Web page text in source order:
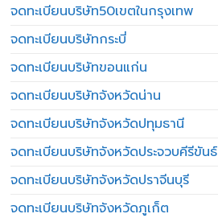
จดทะเบียนบริษัท50เขตในกรุงเทพ
จดทะเบียนบริษัทกระบี่
จดทะเบียนบริษัทขอนแก่น
จดทะเบียนบริษัทจังหวัดน่าน
จดทะเบียนบริษัทจังหวัดปทุมธานี
จดทะเบียนบริษัทจังหวัดประจวบคีรีขันธ์
จดทะเบียนบริษัทจังหวัดปราจีนบุรี
จดทะเบียนบริษัทจังหวัดภูเก็ต